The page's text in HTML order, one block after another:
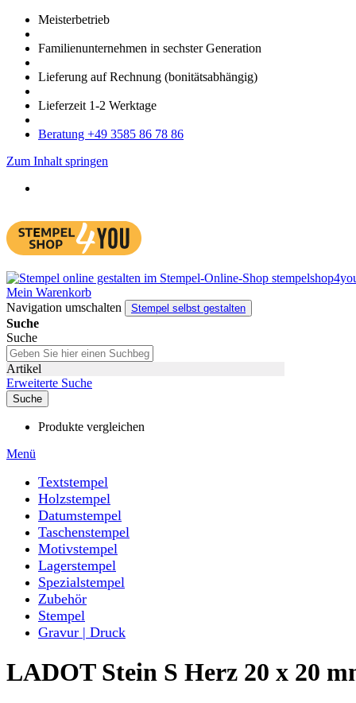
Meister­betrieb
Familien­unter­nehmen in sechster Gene­ration
Lieferung auf Rech­nung (bonitätsabhängig)
Liefer­zeit 1-2 Werk­tage
Bera­tung +49 3585 86 78 86
Zum Inhalt springen
Mein Warenkorb
Navigation umschalten
Stempel selbst gestalten
Suche
Suche
Artikel
Erweiterte Suche
Suche
Produkte vergleichen
Menü
Textstempel
Holzstempel
Datumstempel
Taschenstempel
Motivstempel
Lagerstempel
Spezialstempel
Zubehör
Stempel
Gravur | Druck
LADOT Stein S Herz 20 x 20